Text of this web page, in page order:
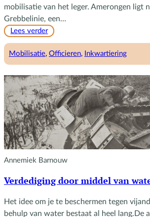
mobilisatie van het leger. Amerongen ligt
Grebbelinie, een…
Lees verder:
officieren
Mobilisatie, Officieren, Inkwartiering
Annemiek Barnouw
Verdediging door middel van
Het idee om je te beschermen tegen
behulp van water bestaat al heel lang.De